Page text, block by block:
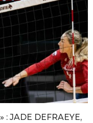
: JADE DEFRAEYE,